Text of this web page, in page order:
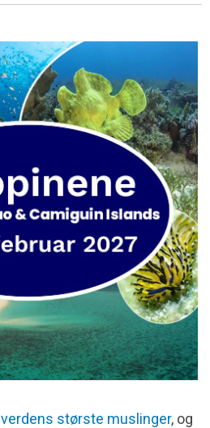
verdens største muslinger, og